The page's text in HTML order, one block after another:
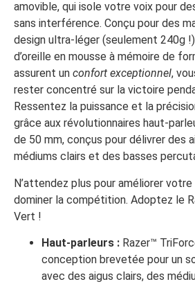
amovible, qui isole votre voix pour
sans interférence. Conçu pour des
design ultra-léger (seulement 240g
d’oreille en mousse à mémoire de
assurent un confort exceptionnel,
rester concentré sur la victoire
Ressentez la puissance et la
grâce aux révolutionnaires haut-
de 50 mm, conçus pour délivrer des
médiums clairs et des basses
N’attendez plus pour améliorer
dominer la compétition. Adoptez le
Vert !
Haut-parleurs : Razer™
conception brevetée pour un
avec des aigus clairs, des